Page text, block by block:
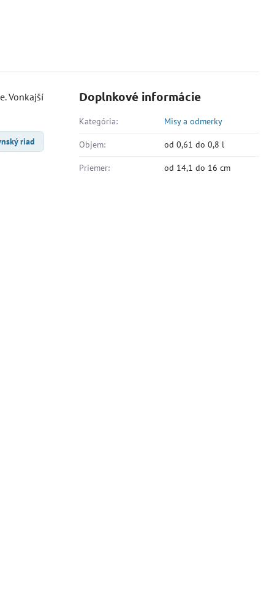
Vonkajší
riad
Doplnkové informácie
Kategória: Misy a odmerky
Objem: od 0,61 do 0,8 l
Priemer: od 14,1 do 16 cm